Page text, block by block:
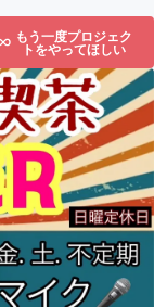
もう一度プロジェク
トをやってほしい